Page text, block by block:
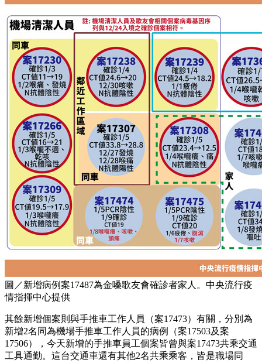
圖／新增病例案17487為金嗓歌友會確診者家人。中央流行疫
情指揮中心提供
其餘新增個案則與手推車工作人員（案17473）有關，分別為
新增2名同為機場手推車工作人員的病例（案17503及案
17506），今天新增的手推車員工個案皆曾與案17473共乘交通
工具通勤。這台交通車還有其他2名共乘乘客，皆是職場同